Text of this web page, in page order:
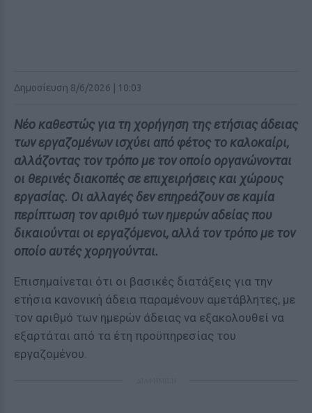
Δημοσίευση 8/6/2026 | 10:03
Νέο καθεστώς για τη χορήγηση της ετήσιας άδειας
των εργαζομένων ισχύει από φέτος το καλοκαίρι,
αλλάζοντας τον τρόπο με τον οποίο οργανώνονται
οι θερινές διακοπές σε επιχειρήσεις και χώρους
εργασίας. Οι αλλαγές δεν επηρεάζουν σε καμία
περίπτωση τον αριθμό των ημερών αδείας που
δικαιούνται οι εργαζόμενοι, αλλά τον τρόπο με τον
οποίο αυτές χορηγούνται.
Επισημαίνεται ότι οι βασικές διατάξεις για την
ετήσια κανονική άδεια παραμένουν αμετάβλητες, με
τον αριθμό των ημερών άδειας να εξακολουθεί να
εξαρτάται από τα έτη προϋπηρεσίας του
εργαζομένου.